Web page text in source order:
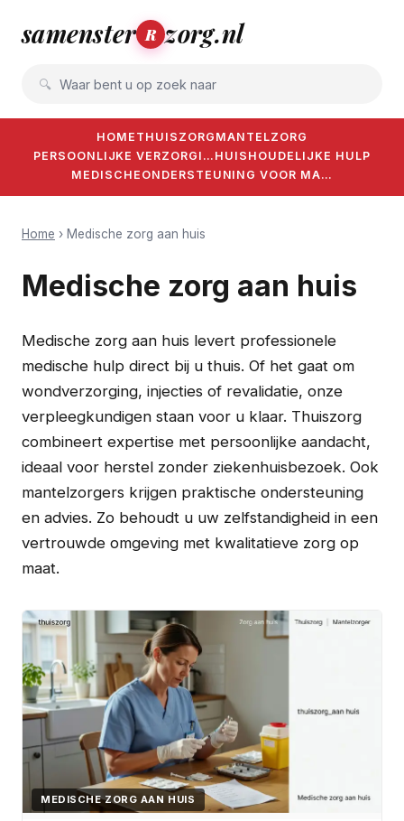
samenster R zorg.nl
Waar bent u op zoek naar
HOME THUISZORG MANTELZORG
PERSOONLIJKE VERZORGI… HUISHOUDELIJKE HULP
MEDISCHE ONDERSTEUNING VOOR MA…
Home › Medische zorg aan huis
Medische zorg aan huis
Medische zorg aan huis levert professionele
medische hulp direct bij u thuis. Of het gaat om
wondverzorging, injecties of revalidatie, onze
verpleegkundigen staan voor u klaar. Thuiszorg
combineert expertise met persoonlijke aandacht,
ideaal voor herstel zonder ziekenhuisbezoek. Ook
mantelzorgers krijgen praktische ondersteuning
en advies. Zo behoudt u uw zelfstandigheid in een
vertrouwde omgeving met kwalitatieve zorg op
maat.
MEDISCHE ZORG AAN HUIS